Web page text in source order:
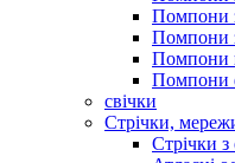
Помпони
Помпони
Помпони
Помпони
свічки
Стрічки,
Стрічки з